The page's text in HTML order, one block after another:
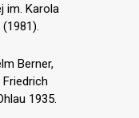
im. Karola
Berner,
Friedrich
1935.